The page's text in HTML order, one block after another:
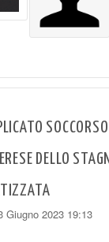
DELLO
Giugno 2023 19:13